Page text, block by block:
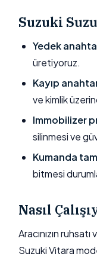
Suzuki
Yedek
üretiyoruz.
Kayıp
ve kimlik
Immobilizer
silinmesi ve
Kumanda
bitmesi
Nasıl
Aracınızın
Suzuki Vitara